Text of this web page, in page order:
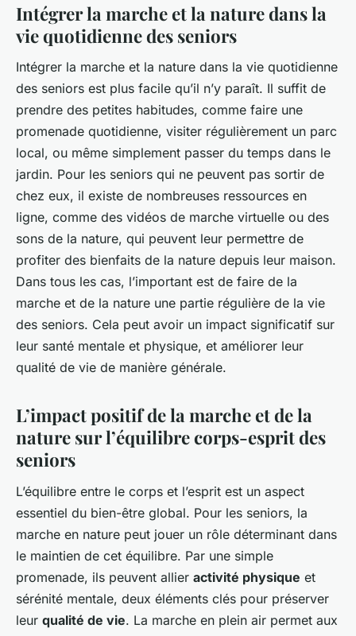
Intégrer la marche et la nature dans la
vie quotidienne des seniors
Intégrer la marche et la nature dans la vie quotidienne
des seniors est plus facile qu’il n’y paraît. Il suffit de
prendre des petites habitudes, comme faire une
promenade quotidienne, visiter régulièrement un parc
local, ou même simplement passer du temps dans le
jardin. Pour les seniors qui ne peuvent pas sortir de
chez eux, il existe de nombreuses ressources en
ligne, comme des vidéos de marche virtuelle ou des
sons de la nature, qui peuvent leur permettre de
profiter des bienfaits de la nature depuis leur maison.
Dans tous les cas, l’important est de faire de la
marche et de la nature une partie régulière de la vie
des seniors. Cela peut avoir un impact significatif sur
leur santé mentale et physique, et améliorer leur
qualité de vie de manière générale.
L’impact positif de la marche et de la
nature sur l’équilibre corps-esprit des
seniors
L’équilibre entre le corps et l’esprit est un aspect
essentiel du bien-être global. Pour les seniors, la
marche en nature peut jouer un rôle déterminant dans
le maintien de cet équilibre. Par une simple
promenade, ils peuvent allier activité physique et
sérénité mentale, deux éléments clés pour préserver
leur qualité de vie. La marche en plein air permet aux